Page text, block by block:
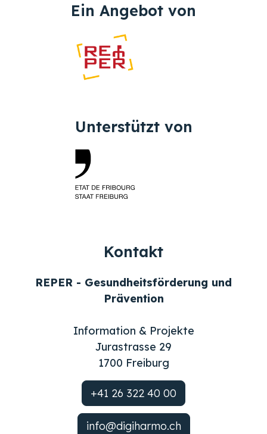
Ein Angebot von
Unterstützt von
Kontakt
REPER - Gesundheitsförderung und
Prävention
Information & Projekte
Jurastrasse 29
1700 Freiburg
+41 26 322 40 00
info@digiharmo.ch